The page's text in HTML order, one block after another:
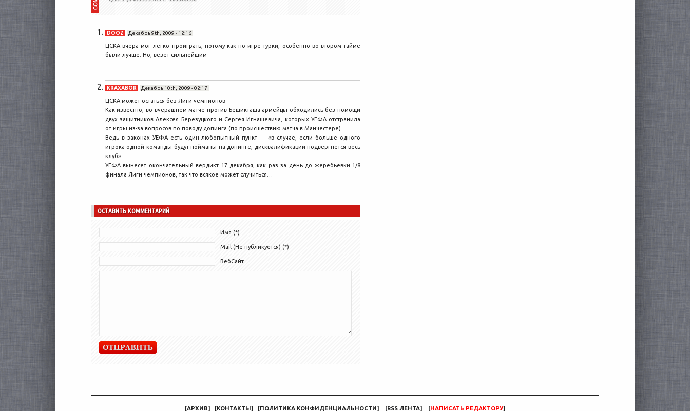
DOOZ Декабрь 9th, 2009 - 12:16
ЦСКА вчера мог легко проиграть, потому как по игре турки, особенно во втором тайме
были лучше. Но, везёт сильнейшим
KRAXABOR Декабрь 10th, 2009 - 02:17
ЦСКА может остаться без Лиги чемпионов
Как известно, во вчерашнем матче против Бешикташа армейцы обходились без помощи
двух защитников Алексея Березуцкого и Сергея Игнашевича, которых УЕФА отстранила
от игры из-за вопросов по поводу допинга (по происшествию матча в Манчестере).
Ведь в законах УЕФА есть один любопытный пункт — «в случае, если больше одного
игрока одной команды будут пойманы на допинге, дисквалификации подвергнется весь
клуб».
УЕФА вынесет окончательный вердикт 17 декабря, как раз за день до жеребьевки 1/8
финала Лиги чемпионов, так что всякое может случиться…
ОСТАВИТЬ КОММЕНТАРИЙ
Имя (*)
Mail (Не публикуется) (*)
ВебСайт
[АРХИВ] [КОНТАКТЫ] [ПОЛИТИКА КОНФИДЕНЦИАЛЬНОСТИ] [RSS ЛЕНТА] [НАПИСАТЬ РЕДАКТОРУ]